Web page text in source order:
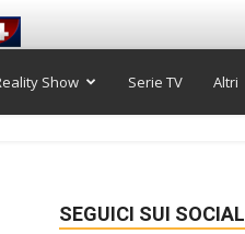
Show Serie TV Altri
SEGUICI SUI SOCIAL